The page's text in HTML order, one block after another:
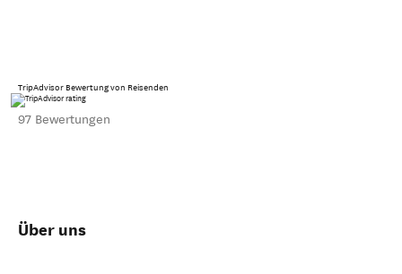
TripAdvisor Bewertung von Reisenden
97 Bewertungen
Über uns